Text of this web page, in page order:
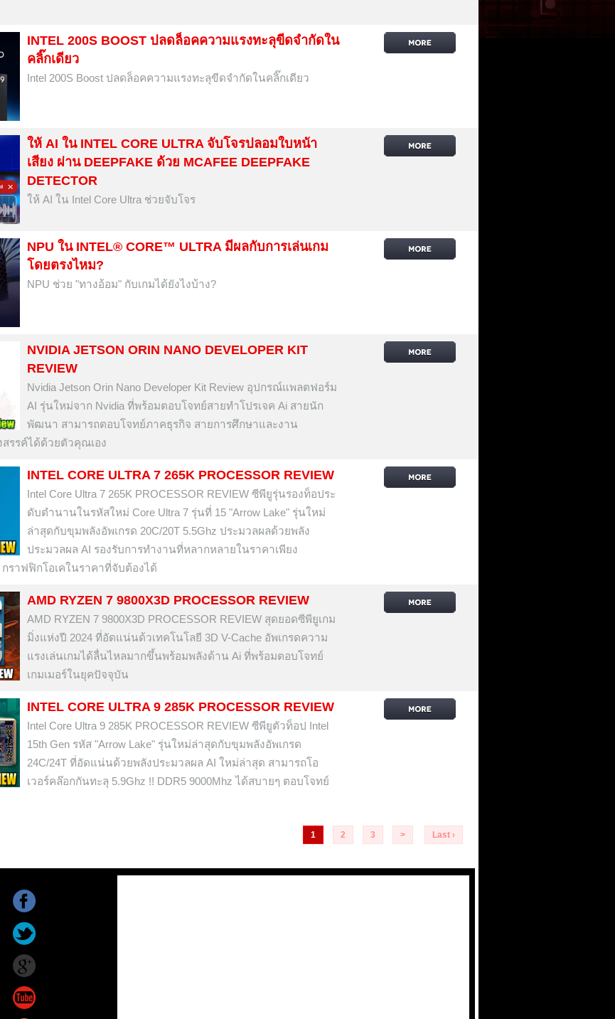
INTEL 200S BOOST ปลดล็อคความแรงทะลุขีดจำกัดใน
คลิ๊กเดียว
Intel 200S Boost ปลดล็อคความแรงทะลุขีดจำกัดในคลิ๊กเดียว
ให้ AI ใน INTEL CORE ULTRA จับโจรปลอมใบหน้า
เสียง ผ่าน DEEPFAKE ด้วย MCAFEE DEEPFAKE
DETECTOR
ให้ AI ใน Intel Core Ultra ช่วยจับโจร
NPU ใน INTEL® CORE™ ULTRA มีผลกับการเล่นเกม
โดยตรงไหม?
NPU ช่วย "ทางอ้อม" กับเกมได้ยังไงบ้าง?
NVIDIA JETSON ORIN NANO DEVELOPER KIT
REVIEW
Nvidia Jetson Orin Nano Developer Kit Review อุปกรณ์แพลตฟอร์ม
AI รุ่นใหม่จาก Nvidia ที่พร้อมตอบโจทย์สายทำโปรเจค Ai สายนัก
พัฒนา สามารถตอบโจทย์ภาคธุรกิจ สายการศึกษาและงาน
รรค์ได้ด้วยตัวคุณเอง
INTEL CORE ULTRA 7 265K PROCESSOR REVIEW
Intel Core Ultra 7 265K PROCESSOR REVIEW ซีพียูรุ่นรองท็อประ
ดับตำนานในรหัสใหม่ Core Ultra 7 รุ่นที่ 15 "Arrow Lake" รุ่นใหม่
ล่าสุดกับขุมพลังอัพเกรด 20C/20T 5.5Ghz ประมวลผลด้วยพลัง
ประมวลผล AI รองรับการทำงานที่หลากหลายในราคาเพียง
กราฟฟิกโอเคในราคาที่จับต้องได้
AMD RYZEN 7 9800X3D PROCESSOR REVIEW
AMD RYZEN 7 9800X3D PROCESSOR REVIEW สุดยอดซีพียูเกม
มิ่งแห่งปี 2024 ที่อัดแน่นด้วเทคโนโลยี 3D V-Cache อัพเกรดความ
แรงเล่นเกมได้ลื่นไหลมากขึ้นพร้อมพลังด้าน Ai ที่พร้อมตอบโจทย์
เกมเมอร์ในยุคปัจจุบัน
INTEL CORE ULTRA 9 285K PROCESSOR REVIEW
Intel Core Ultra 9 285K PROCESSOR REVIEW ซีพียูตัวท็อป Intel
15th Gen รหัส "Arrow Lake" รุ่นใหม่ล่าสุดกับขุมพลังอัพเกรด
24C/24T ที่อัดแน่นด้วยพลังประมวลผล AI ใหม่ล่าสุด สามารถโอ
เวอร์คล๊อกกันทะลุ 5.9Ghz !! DDR5 9000Mhz ได้สบายๆ ตอบโจทย์
1 2 3 > Last ›